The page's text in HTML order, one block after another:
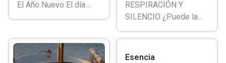
El Año Nuevo El día...
RESPIRACIÓN Y
SILENCIO ¿Puede la...
Esencia